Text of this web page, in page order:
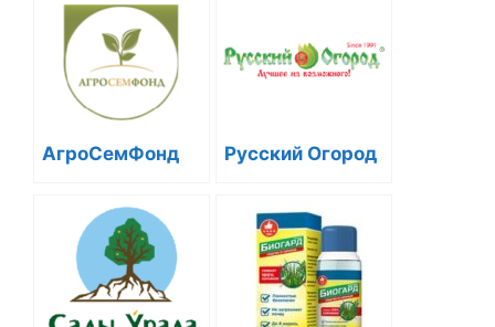
АгроСемФонд Русский Огород